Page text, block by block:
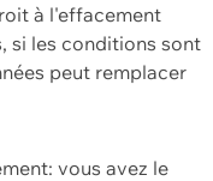
à l'effacement
si les conditions sont
peut remplacer
vous avez le